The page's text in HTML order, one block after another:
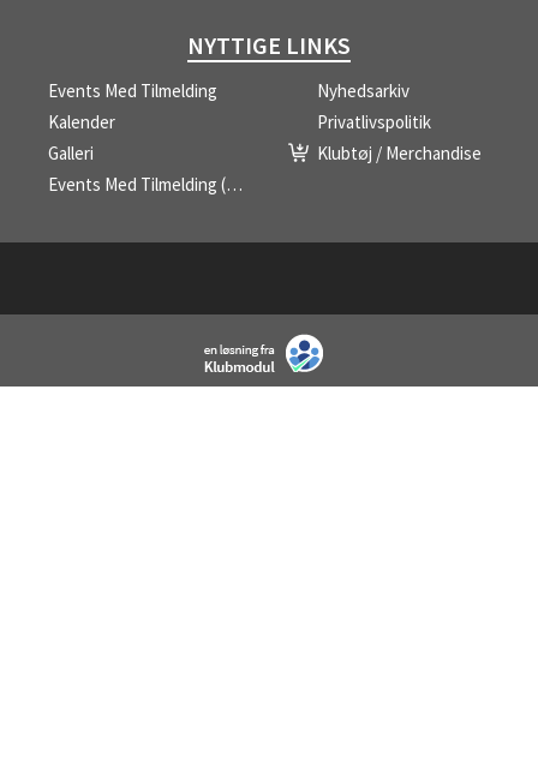
NYTTIGE LINKS
Events Med Tilmelding
Nyhedsarkiv
Kalender
Privatlivspolitik
Galleri
Klubtøj / Merchandise
Events Med Tilmelding (liste)